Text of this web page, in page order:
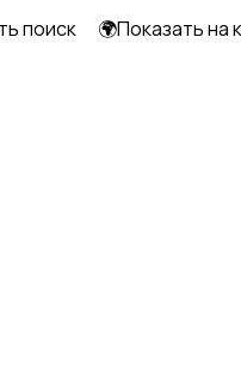
поиск 🌍Показать на